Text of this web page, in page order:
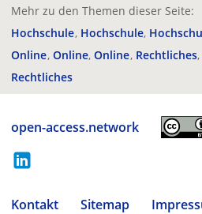
Mehr zu den Themen dieser Seite:
Hochschule Hochschule
Online Online Online Rechtliches
Rechtliches
open-access.network
Kontakt Sitemap